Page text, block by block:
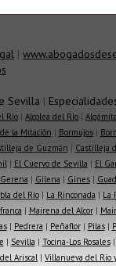
|
Sevilla |
Río | Alcolea del Río |
la Mitación | Bormujos|
de Guzmán | Castilleja
| El Cuervo de Sevilla | El
Gerena | Gilena | Gines|
del Río | La Rinconada | La
| Mairena del Alcor|
| Pedrera | Peñaflor| Pilas|
| Sevilla | Tocina-Los Rosales|
Ariscal| Villanueva del Río